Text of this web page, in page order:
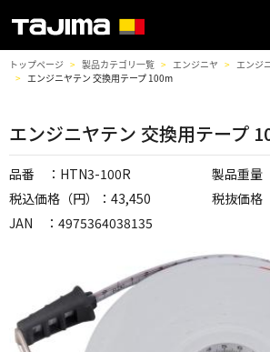
トップページ 製品カテゴリ一覧 エンジニヤ
エンジ
エンジニヤテン 交換用テープ 100m
エンジニヤテン 交換用テープ
品番 ：HTN3-100R
製品重量
税込価格（円）：43,450
税抜価格
JAN ：4975364038135